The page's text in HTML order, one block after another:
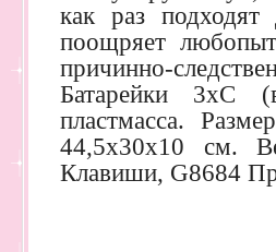
как раз
поощряет
причинно-
Батарейки 3хС
пластмасса.
44,5х30х10 см.
Клавиши, G8684